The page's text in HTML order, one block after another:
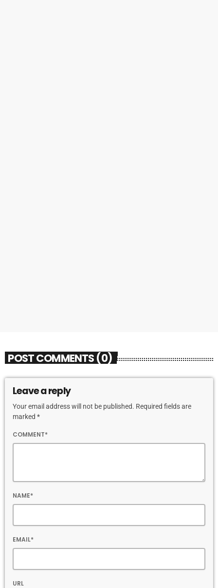
POST COMMENTS (0)
Leave a reply
Your email address will not be published. Required fields are
marked *
COMMENT*
NAME*
EMAIL*
URL